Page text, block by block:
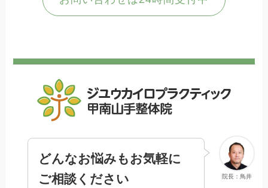
院長：鳥井
どんなお悩みもお気軽に
ご相談ください